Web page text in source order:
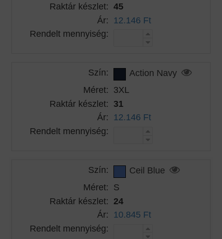
Raktár készlet: 45
Ár:
12.146 Ft
Rendelt mennyiség:
Szín:
Action Navy
Méret: 3XL
Raktár készlet: 31
Ár: 12.146 Ft
Rendelt mennyiség:
Szín:
Ceil Blue
Méret: S
Raktár készlet: 24
Ár: 10.845 Ft
Rendelt mennyiség: